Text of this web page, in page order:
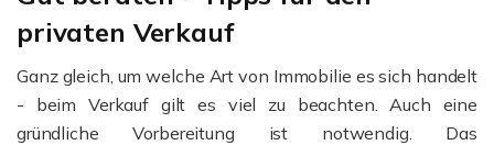
privaten Verkauf
Ganz gleich, um welche Art von Immobilie es sich handelt
- beim Verkauf gilt es viel zu beachten. Auch eine
gründliche Vorbereitung ist notwendig. Das